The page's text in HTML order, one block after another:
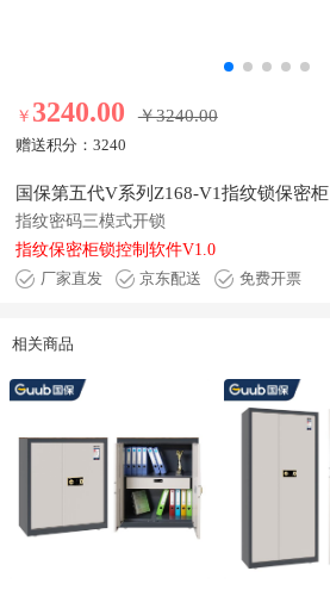
￥ 3240.00 ￥3240.00
赠送积分： 3240
国保第五代V系列Z168-V1指纹锁保密柜
指纹密码三模式开锁
指纹保密柜锁控制软件V1.0
厂家直发
京东配送 免费开票
相关商品